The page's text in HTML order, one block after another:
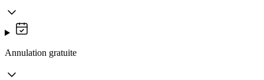
Annulation gratuite